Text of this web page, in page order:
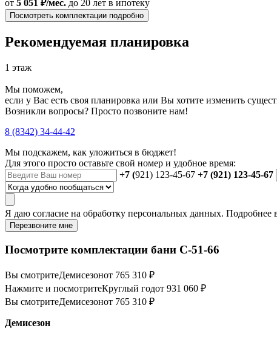
от 5 051 ₽/мес. до 20 лет в ипотеку
Посмотреть комплектации подробно
Рекомендуемая планировка
1 этаж
Мы поможем,
если у Вас есть своя планировка или Вы хотите изменить
Возникли вопросы? Просто позвоните нам!
8 (8342) 34-44-42
Мы подскажем, как уложиться в бюджет!
Для этого просто оставьте свой номер и удобное время:
+7 (921) 123-45-67 +7 (921) 123-45-67
Я даю согласие на обработку персональных данных. Подробнее
Перезвоните мне
Посмотрите комплектации бани C-51-66
Вы смотритеДемисезонот 765 310 ₽
Нажмите и посмотритеКруглый годот 931 060 ₽
Вы смотритеДемисезонот 765 310 ₽
Демисезон